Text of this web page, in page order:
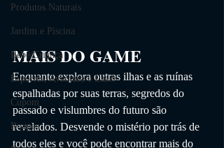
Produtos Naturais
Jardim e Piscina
Bebê/Criança
Esportes, Aventura e Lazer
Cupom
Roupas
MAIS DO GAME
Enquanto explora outras ilhas e as ruínas
espalhadas por suas terras, segredos do
passado e vislumbres do futuro são
revelados. Desvende o mistério por trás de
todos eles e você pode encontrar mais do